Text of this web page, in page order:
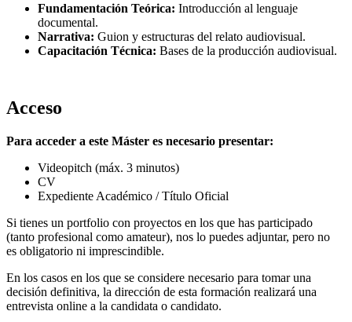
Fundamentación Teórica: Introducción al lenguaje
documental.
Narrativa: Guion y estructuras del relato audiovisual.
Capacitación Técnica: Bases de la producción audiovisual.
Acceso
Para acceder a este Máster es necesario presentar:
Videopitch (máx. 3 minutos)
CV
Expediente Académico / Título Oficial
Si tienes un portfolio con proyectos en los que has participado
(tanto profesional como amateur), nos lo puedes adjuntar, pero no
es obligatorio ni imprescindible.
En los casos en los que se considere necesario para tomar una
decisión definitiva, la dirección de esta formación realizará una
entrevista online a la candidata o candidato.